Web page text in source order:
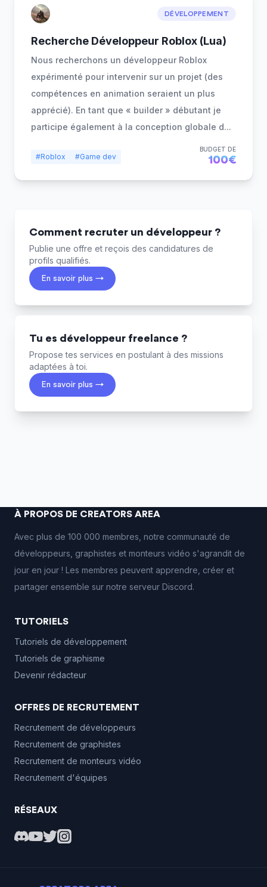
DÉVELOPPEMENT
Recherche Développeur Roblox (Lua)
Nous recherchons un développeur Roblox
expérimenté pour intervenir sur un projet (des
compétences en animation seraient un plus
apprécié). En tant que « builder » débutant je
participe également à la conception globale d...
#Roblox #Game dev
BUDGET DE
100€
Comment recruter un développeur ?
Publie une offre et reçois des candidatures de
profils qualifiés.
En savoir plus →
Tu es développeur freelance ?
Propose tes services en postulant à des missions
adaptées à toi.
En savoir plus →
À PROPOS DE CREATORS AREA
Avec plus de 100 000 membres, notre communauté de
développeurs, graphistes et monteurs vidéo s'agrandit de
jour en jour ! Les membres peuvent apprendre, créer et
partager ensemble sur notre serveur Discord.
TUTORIELS
Tutoriels de développement
Tutoriels de graphisme
Devenir rédacteur
OFFRES DE RECRUTEMENT
Recrutement de développeurs
Recrutement de graphistes
Recrutement de monteurs vidéo
Recrutement d'équipes
RÉSEAUX